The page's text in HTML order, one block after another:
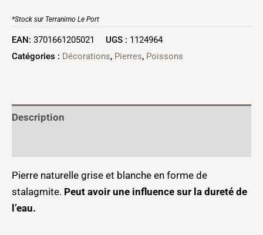
*Stock sur Terranimo Le Port
EAN: 3701661205021 UGS : 1124964
Catégories : Décorations, Pierres, Poissons
Description
Pierre naturelle grise et blanche en forme de
stalagmite. Peut avoir une influence sur la dureté de
l’eau.